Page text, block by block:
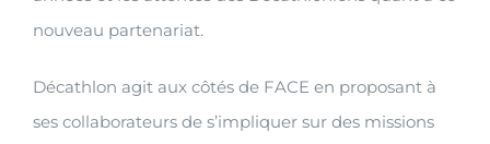
nouveau partenariat.
Décathlon agit aux côtés de FACE en proposant à
ses collaborateurs de s’impliquer sur des missions